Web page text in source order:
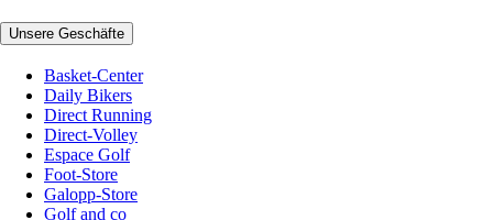
Unsere Geschäfte
Basket-Center
Daily Bikers
Direct Running
Direct-Volley
Espace Golf
Foot-Store
Galopp-Store
Golf and co